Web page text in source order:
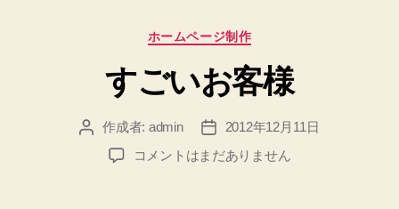
カ
ゴ
リ
ホームページ制作
すごいお客様
投 作成者: admin
投
稿
2012年12月11日
す
コメントはまだありません